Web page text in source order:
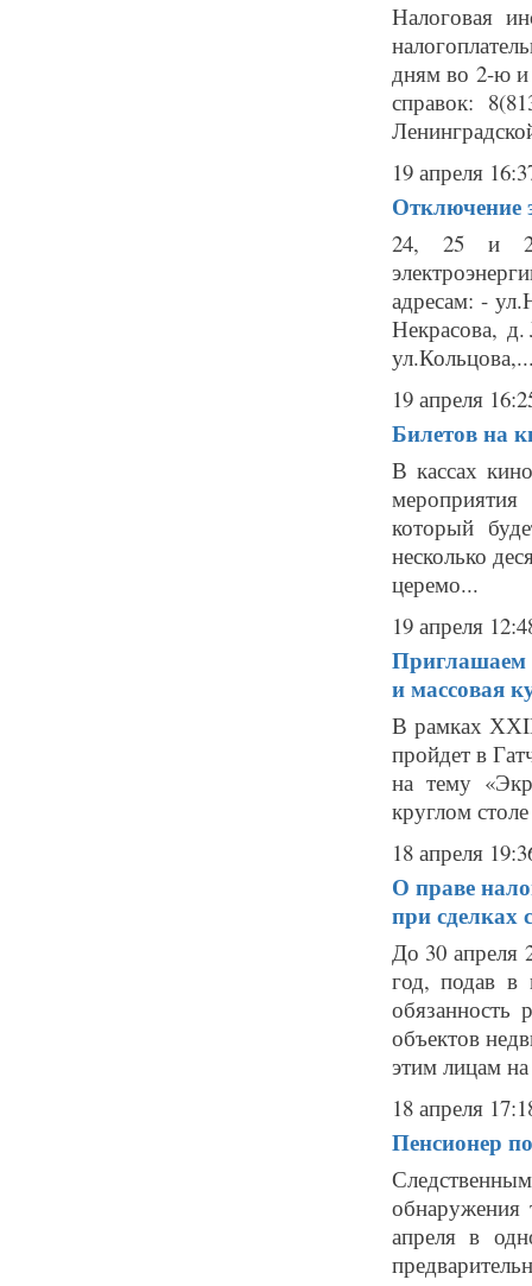
Налоговая
дням во 2-ю и
справок:
19 апреля
Отключение
24, 25 и 26
адресам: -
Некрасова,
19 апреля
Билетов на
В кассах
который
несколько
церемо...
19 апреля
Приглашаем
и массовая
В рамках
пройдет в
на тему
круглом
18 апреля
О праве
при сделках
До 30 апреля
год, подав
обязанность
объектов
этим лицам
18 апреля
Пенсионер
апреля в